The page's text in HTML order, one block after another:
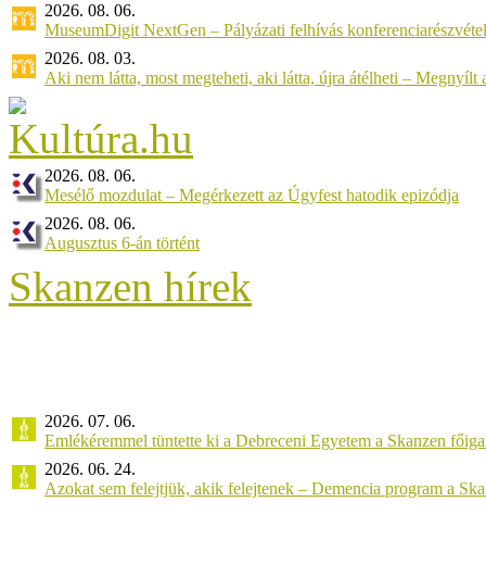
2026. 08. 06.
MuseumDigit NextGen – Pályázati felhívás
2026. 08. 03.
Aki nem látta, most megteheti, aki látta, újra átélheti –
2026. 08. 06.
Mesélő mozdulat – Megérkezett az Úgyfest hatodik epizódja
2026. 08. 06.
Augusztus 6-án történt
Skanzen hírek
2026. 07. 06.
Emlékéremmel tüntette ki a Debreceni Egyetem a Skanzen
2026. 06. 24.
Azokat sem felejtjük, akik felejtenek – Demencia program a